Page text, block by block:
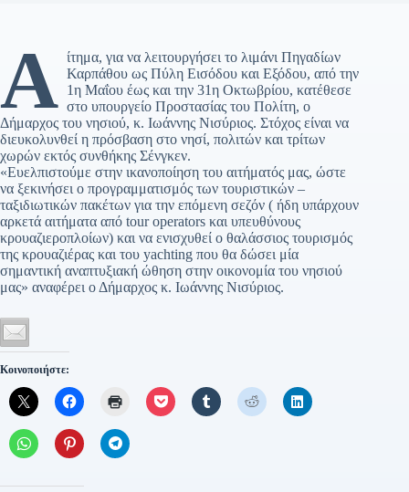
Α ίτημα, για να λειτουργήσει το λιμάνι Πηγαδίων
Καρπάθου ως Πύλη Εισόδου και Εξόδου, από την
1η Μαΐου έως και την 31η Οκτωβρίου, κατέθεσε
στο υπουργείο Προστασίας του Πολίτη, ο
Δήμαρχος του νησιού, κ. Ιωάννης Νισύριος. Στόχος είναι να
διευκολυνθεί η πρόσβαση στο νησί, πολιτών και τρίτων
χωρών εκτός συνθήκης Σένγκεν.
«Ευελπιστούμε στην ικανοποίηση του αιτήματός μας, ώστε
να ξεκινήσει ο προγραμματισμός των τουριστικών –
ταξιδιωτικών πακέτων για την επόμενη σεζόν ( ήδη υπάρχουν
αρκετά αιτήματα από tour operators και υπευθύνους
κρουαζιεροπλοίων) και να ενισχυθεί ο θαλάσσιος τουρισμός
της κρουαζιέρας και του yachting που θα δώσει μία
σημαντική αναπτυξιακή ώθηση στην οικονομία του νησιού
μας» αναφέρει ο Δήμαρχος κ. Ιωάννης Νισύριος.
Κοινοποιήστε: